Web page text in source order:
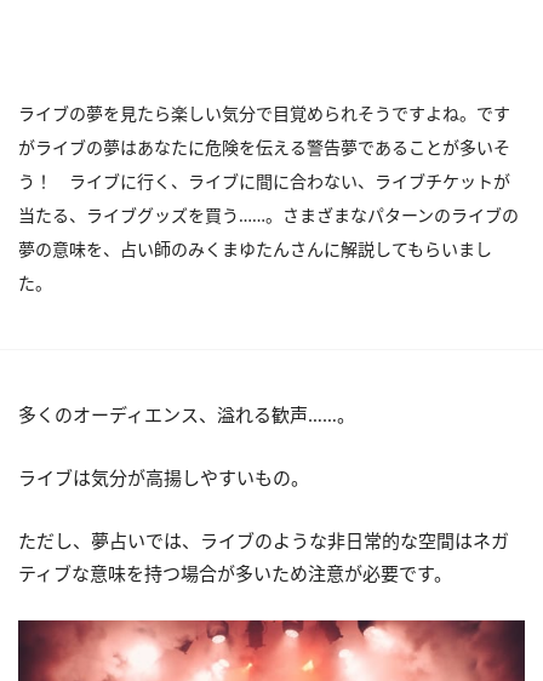
ライブの夢を見たら楽しい気分で目覚められそうですよね。です
がライブの夢はあなたに危険を伝える警告夢であることが多いそ
う！ ライブに行く、ライブに間に合わない、ライブチケットが
当たる、ライブグッズを買う……。さまざまなパターンのライブの
夢の意味を、占い師のみくまゆたんさんに解説してもらいまし
た。
多くのオーディエンス、溢れる歓声……。
ライブは気分が高揚しやすいもの。
ただし、夢占いでは、ライブのような非日常的な空間はネガ
ティブな意味を持つ場合が多いため注意が必要です。